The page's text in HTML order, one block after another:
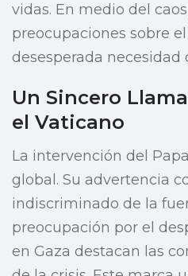
vidas. En medio del
preocupaciones sobre
desesperada necesidad
Un Sincero
el Vaticano
La intervención del
global. Su advertencia
indiscriminado de la
preocupación por el
en Gaza destacan las